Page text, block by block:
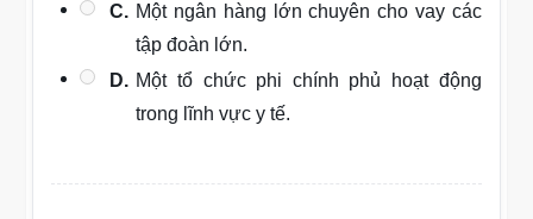
C. Một ngân hàng lớn chuyên cho vay các
tập đoàn lớn.
D. Một tổ chức phi chính phủ hoạt động
trong lĩnh vực y tế.